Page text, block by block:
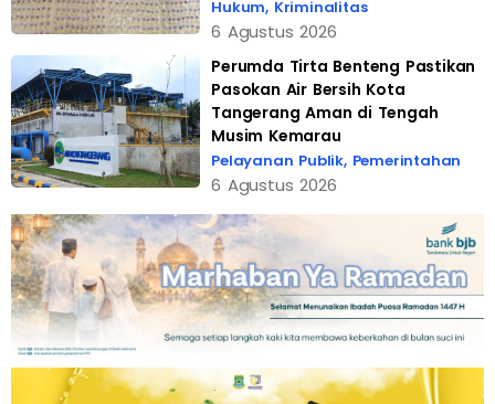
Hukum, Kriminalitas
6 Agustus 2026
Perumda Tirta Benteng Pastikan
Pasokan Air Bersih Kota
Tangerang Aman di Tengah
Musim Kemarau
Pelayanan Publik, Pemerintahan
6 Agustus 2026